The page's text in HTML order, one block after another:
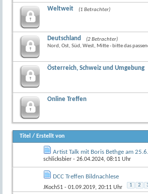
Weltweit (1 Betrachter)
Deutschland
(2 Betrachter)
Nord, Ost, Süd, West, Mitte - bitte das
Österreich, Schweiz und Umgebung
Online Treffen
Titel / Erstellt von
Artist Talk mit Boris Bethge am
schlicksbier - 26.04.2024, 08:11 Uhr
DCC Treffen Bildnachlese
JKoch51 - 01.09.2019, 20:11 Uhr 1 2